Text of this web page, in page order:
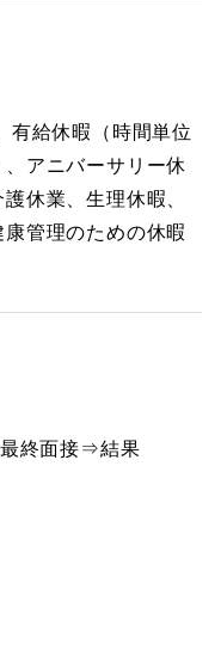
有給休暇（時間単位
アニバーサリー休
休業、生理休暇、
管理のための休暇
終面接⇒結果